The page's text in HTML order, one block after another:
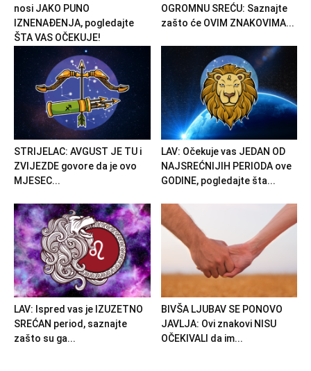
nosi JAKO PUNO
IZNENAĐENJA, pogledajte
ŠTA VAS OČEKUJE!
OGROMNU SREĆU: Saznajte
zašto će OVIM ZNAKOVIMA...
STRIJELAC: AVGUST JE TU i
ZVIJEZDE govore da je ovo
MJESEC...
LAV: Očekuje vas JEDAN OD
NAJSREĆNIJIH PERIODA ove
GODINE, pogledajte šta...
LAV: Ispred vas je IZUZETNO
SREĆAN period, saznajte
zašto su ga...
BIVŠA LJUBAV SE PONOVO
JAVLJA: Ovi znakovi NISU
OČEKIVALI da im...